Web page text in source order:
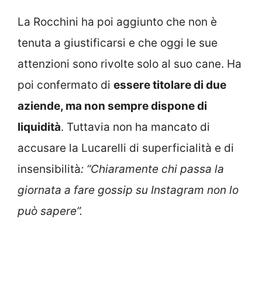
La Rocchini ha poi aggiunto che non è
tenuta a giustificarsi e che oggi le sue
attenzioni sono rivolte solo al suo cane. Ha
poi confermato di essere titolare di due
aziende, ma non sempre dispone di
liquidità. Tuttavia non ha mancato di
accusare la Lucarelli di superficialità e di
insensibilità: “Chiaramente chi passa la
giornata a fare gossip su Instagram non lo
può sapere”.